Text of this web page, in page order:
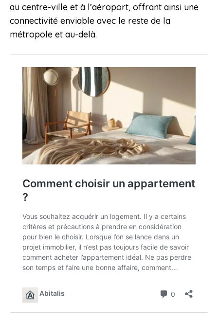
au centre-ville et à l’aéroport, offrant ainsi une
connectivité enviable avec le reste de la
métropole et au-delà.